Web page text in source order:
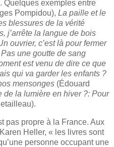
Quelques exemples entre
Pompidou), La paille et le
blessures de la vérité
j’arrête la langue de bois
ouvrier, c’est là pour fermer
Pas une goutte de sang
est venu de dire ce que
qui va garder les enfants ?
mensonges (Édouard
de la lumière en hiver ?: Pour
pas propre à la France. Aux
Heller, « les livres sont
personne occupant une